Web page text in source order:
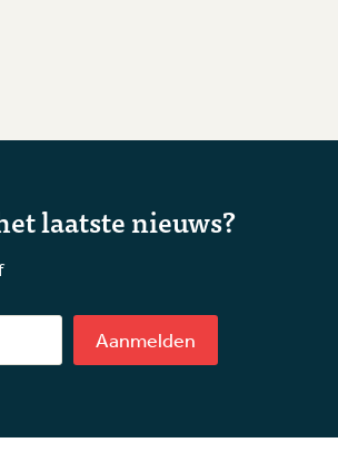
laatste nieuws?
Aanmelden